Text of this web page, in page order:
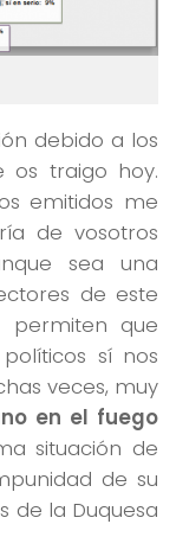
debido a los
os traigo hoy.
emitidos me
de vosotros
sea una
de este
permiten que
sí nos
veces, muy
en el fuego
situación de
de su
de la Duquesa